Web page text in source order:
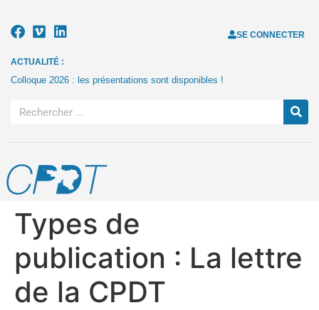
SE CONNECTER
ACTUALITÉ :
Colloque 2026 : les présentations sont disponibles !
Types de
publication : La lettre
de la CPDT